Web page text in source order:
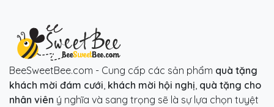
BeeSweetBee.com - Cung cấp các sản phẩm quà tặng
khách mời đám cưới khách mời hội nghị quà tặng cho
nhân viên ý nghĩa và sang trọng sẽ là sự lựa chọn tuyệt